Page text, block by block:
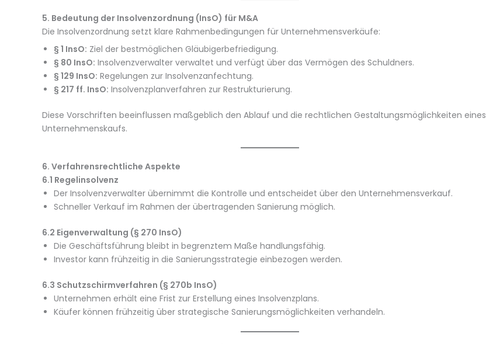
5. Bedeutung der Insolvenzordnung (InsO) für M&A
Die Insolvenzordnung setzt klare Rahmenbedingungen für Unternehmensverkäufe:
§ 1 InsO: Ziel der bestmöglichen Gläubigerbefriedigung.
§ 80 InsO: Insolvenzverwalter verwaltet und verfügt über das Vermögen des Schuldners.
§ 129 InsO: Regelungen zur Insolvenzanfechtung.
§ 217 ff. InsO: Insolvenzplanverfahren zur Restrukturierung.
Diese Vorschriften beeinflussen maßgeblich den Ablauf und die rechtlichen Gestaltungsmöglichkeiten eines
Unternehmenskaufs.
6. Verfahrensrechtliche Aspekte
6.1 Regelinsolvenz
Der Insolvenzverwalter übernimmt die Kontrolle und entscheidet über den Unternehmensverkauf.
Schneller Verkauf im Rahmen der übertragenden Sanierung möglich.
6.2 Eigenverwaltung (§ 270 InsO)
Die Geschäftsführung bleibt in begrenztem Maße handlungsfähig.
Investor kann frühzeitig in die Sanierungsstrategie einbezogen werden.
6.3 Schutzschirmverfahren (§ 270b InsO)
Unternehmen erhält eine Frist zur Erstellung eines Insolvenzplans.
Käufer können frühzeitig über strategische Sanierungsmöglichkeiten verhandeln.